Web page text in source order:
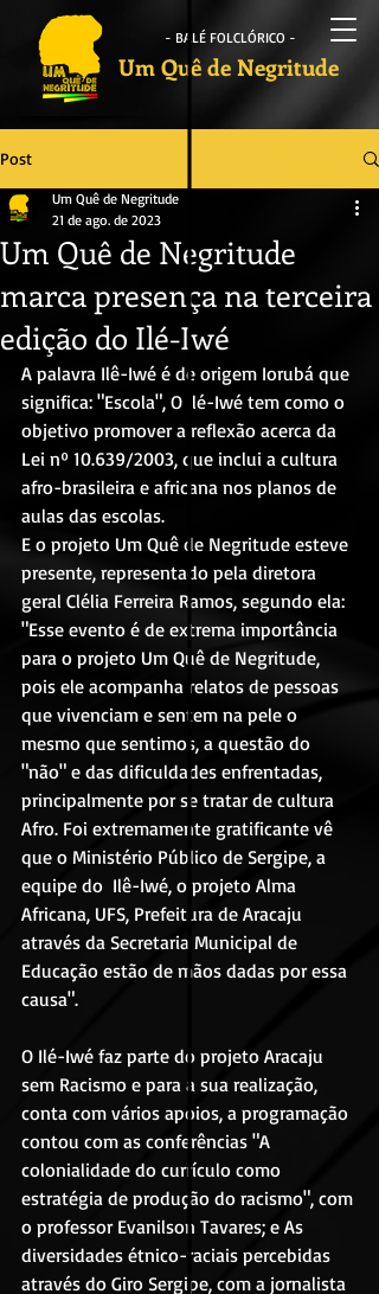
- BALÉ FOLCLÓRICO -
Um Quê de Negritude
Post
Um Quê de Negritude
marca presença na terceira
edição do Ilé-Iwé
Um Quê de Negritude
21 de ago. de 2023
A palavra Ilê-Iwé é de origem Iorubá que
significa: "Escola", O Ilé-Iwé tem como o
objetivo promover a reflexão acerca da
Lei nº 10.639/2003, que inclui a cultura
afro-brasileira e africana nos planos de
aulas das escolas.
E o projeto Um Quê de Negritude esteve
presente, representado pela diretora
geral Clélia Ferreira Ramos, segundo ela:
"Esse evento é de extrema importância
para o projeto Um Quê de Negritude,
pois ele acompanha relatos de pessoas
que vivenciam e sentem na pele o
mesmo que sentimos, a questão do
"não" e das dificuldades enfrentadas,
principalmente por se tratar de cultura
Afro. Foi extremamente gratificante vê
que o Ministério Público de Sergipe, a
equipe do  Ilê-Iwé, o projeto Alma
Africana, UFS, Prefeitura de Aracaju
através da Secretaria Municipal de
Educação estão de mãos dadas por essa
causa".
O Ilé-Iwé faz parte do projeto Aracaju
sem Racismo e para a sua realização,
conta com vários apoios, a programação
contou com as conferências "A
colonialidade do currículo como
estratégia de produção do racismo", com
o professor Evanilson Tavares; e As
diversidades étnico-raciais percebidas
através do Giro Sergipe, com a jornalista